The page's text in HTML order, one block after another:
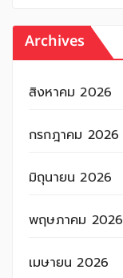
Archives
สิงหาคม 2026
กรกฎาคม 2026
มิถุนายน 2026
พฤษภาคม 2026
เมษายน 2026